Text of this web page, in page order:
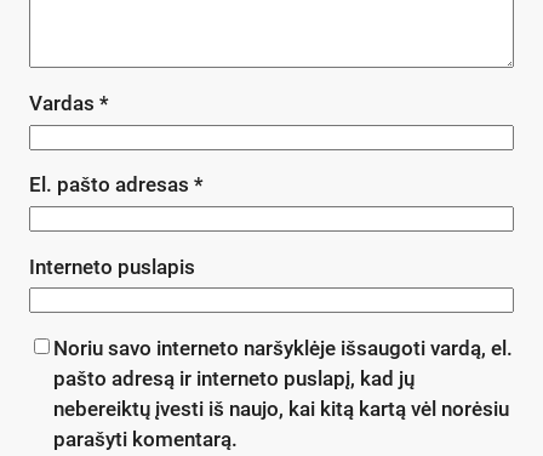
Vardas *
El. pašto adresas *
Interneto puslapis
Noriu savo interneto naršyklėje išsaugoti vardą, el.
pašto adresą ir interneto puslapį, kad jų
nebereiktų įvesti iš naujo, kai kitą kartą vėl norėsiu
parašyti komentarą.